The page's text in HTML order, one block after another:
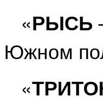
«РЫСЬ
Южном
«